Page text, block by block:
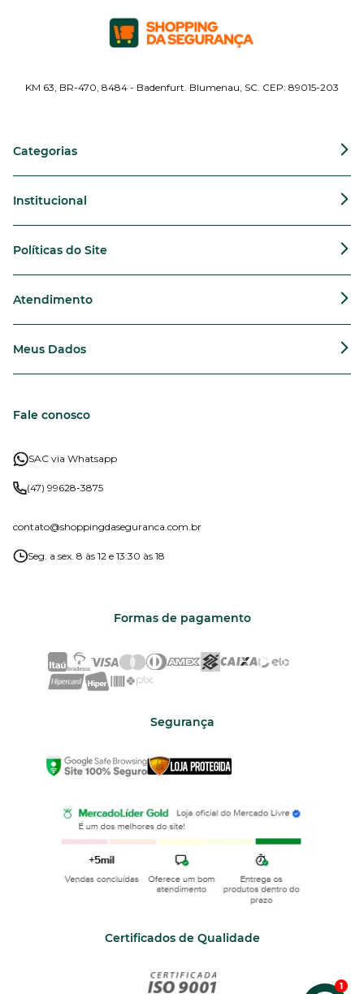
KM 63, BR-470, 8484 - Badenfurt. Blumenau, SC. CEP: 89015-203
Categorias
Institucional
Políticas do Site
Atendimento
Meus Dados
Fale conosco
SAC via Whatsapp
(47) 99628-3875
contato@shoppingdaseguranca.com.br
Seg. a sex. 8 às 12 e 13:30 às 18
Formas de pagamento
Segurança
Certificados de Qualidade